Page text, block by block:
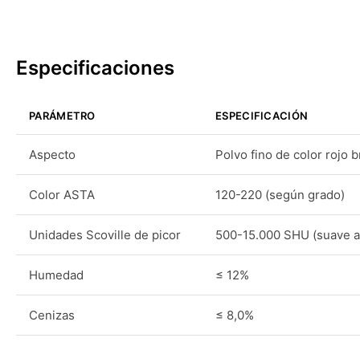
Especificaciones
PARÁMETRO ESPECIFICACIÓN
Aspecto Polvo fino de color rojo
Color ASTA 120-220 (según grado)
Unidades Scoville de picor 500-15.000 SHU (suave
Humedad ≤ 12%
Cenizas ≤ 8,0%